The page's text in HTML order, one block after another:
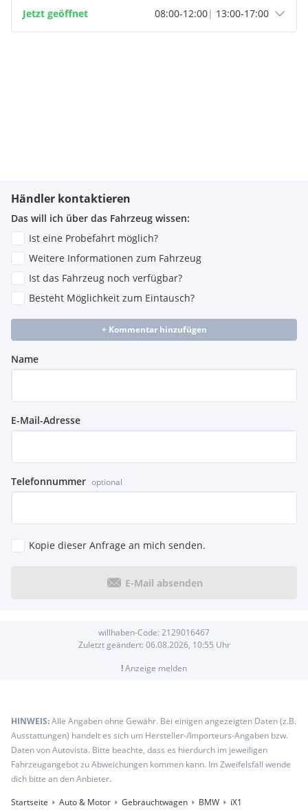
Jetzt geöffnet 08:00-12:00| 13:00-17:00
Händler kontaktieren
Das will ich über das Fahrzeug wissen:
Ist eine Probefahrt möglich?
Weitere Informationen zum Fahrzeug
Ist das Fahrzeug noch verfügbar?
Besteht Möglichkeit zum Eintausch?
+ Kommentar hinzufügen
Name
E-Mail-Adresse
Telefonnummer optional
Kopie dieser Anfrage an mich senden.
E-Mail absenden
willhaben-Code: 2129016467
Zuletzt geändert: 06.08.2026, 10:55 Uhr
!Anzeige melden
HINWEIS:Alle Angaben ohne Gewähr. Bei einigen angezeigten Daten (z.B.
Ausstattungen) handelt es sich um Hersteller-/Importeurs-Angaben bzw.
Daten von Autovista. Bitte beachte, dass es hierdurch im jeweiligen
Fahrzeugangebot zu Abweichungen kommen kann. Im Zweifelsfall wende
dich bitte an den Anbieter.
Startseite
Auto & Motor Gebrauchtwagen BMW iX1